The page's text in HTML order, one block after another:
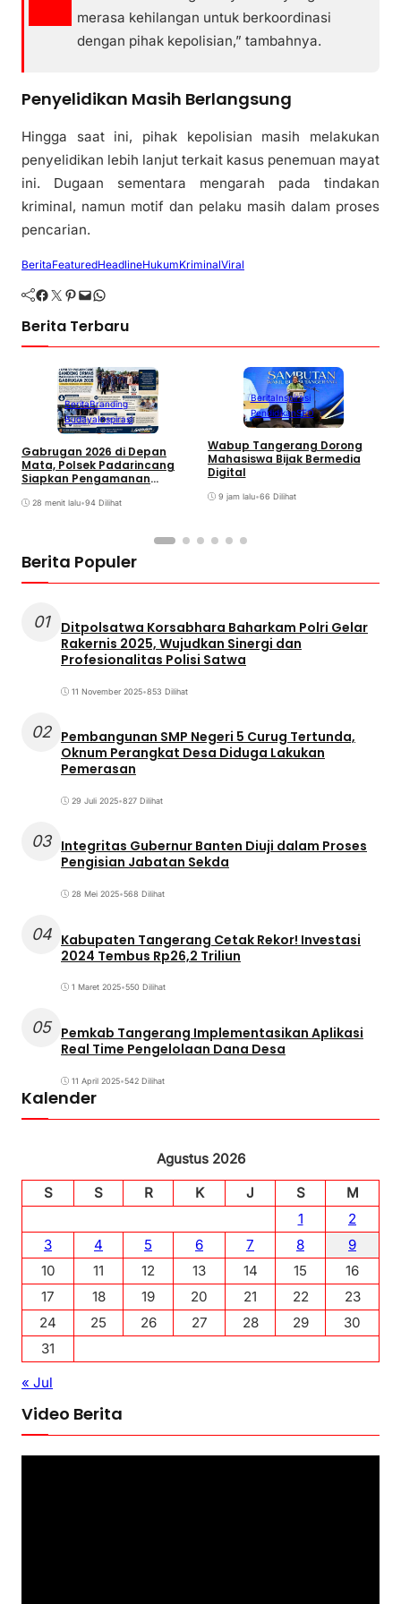
merasa kehilangan untuk berkoordinasi
dengan pihak kepolisian,” tambahnya.
Penyelidikan Masih Berlangsung
Hingga saat ini, pihak kepolisian masih melakukan
penyelidikan lebih lanjut terkait kasus penemuan mayat
ini. Dugaan sementara mengarah pada tindakan
kriminal, namun motif dan pelaku masih dalam proses
pencarian.
BeritaFeaturedHeadlineHukumKriminalViral
Facebook Twitter Pinterest Mail WhatsApp
Berita Terbaru
BeritaBranding
BudayaInspirasi
Gabrugan 2026 di Depan
Mata, Polsek Padarincang
Siapkan Pengamanan
28 menit lalu•94 Dilihat
BeritaInspirasi
PendidikanSEO
Wabup Tangerang Dorong
Mahasiswa Bijak Bermedia
Digital
9 jam lalu•66 Dilihat
Berita Populer
01
Ditpolsatwa Korsabhara Baharkam Polri Gelar
Rakernis 2025, Wujudkan Sinergi dan
Profesionalitas Polisi Satwa
11 November 2025•853 Dilihat
02 Pembangunan SMP Negeri 5 Curug Tertunda,
Oknum Perangkat Desa Diduga Lakukan
Pemerasan
29 Juli 2025•827 Dilihat
03 Integritas Gubernur Banten Diuji dalam Proses
Pengisian Jabatan Sekda
28 Mei 2025•568 Dilihat
04 Kabupaten Tangerang Cetak Rekor! Investasi
2024 Tembus Rp26,2 Triliun
1 Maret 2025•550 Dilihat
05 Pemkab Tangerang Implementasikan Aplikasi
Real Time Pengelolaan Dana Desa
11 April 2025•542 Dilihat
Kalender
Agustus 2026
S
S R K J S
M
1
2
3
4 5 6 7 8
9
10
11 12 13 14 15
16
17
18 19 20 21 22
23
24
25 26 27 28 29
30
31
« Jul
Video Berita